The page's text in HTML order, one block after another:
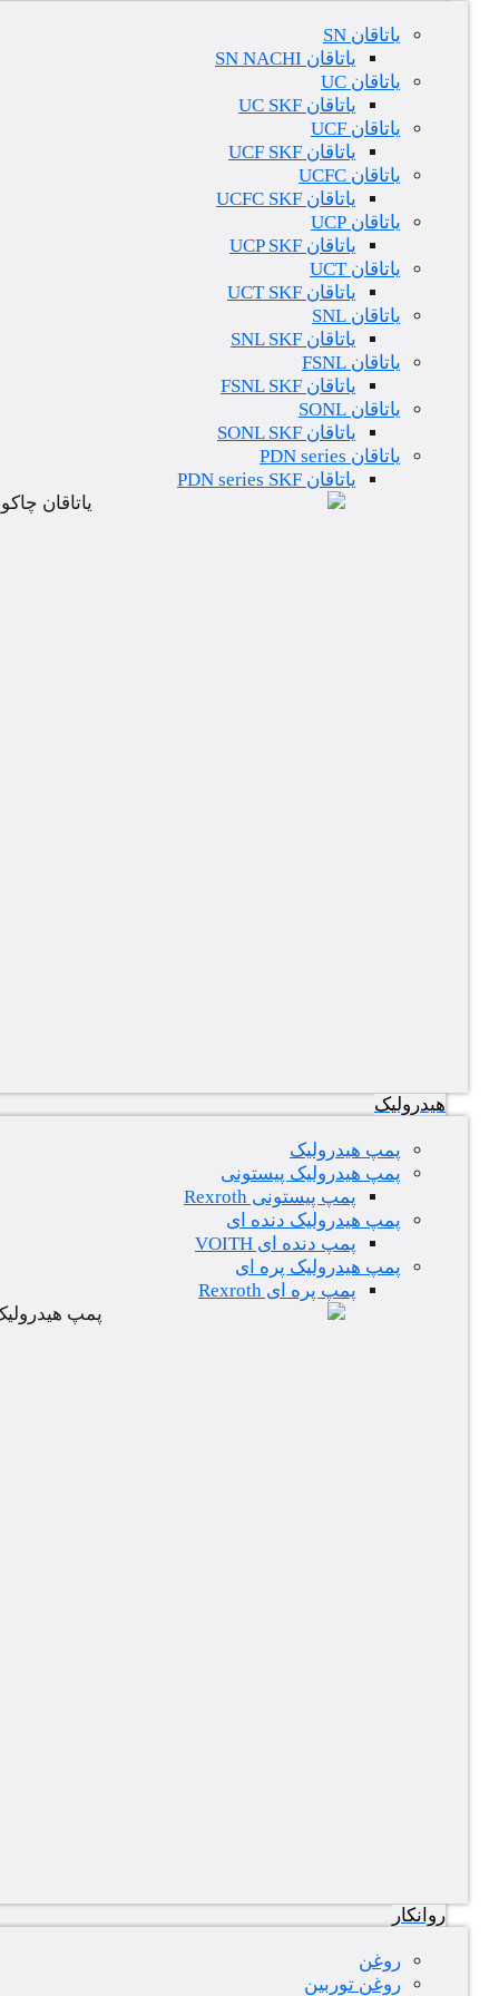
یاتاقان SN
یاتاقان SN NACHI
یاتاقان UC
یاتاقان UC SKF
یاتاقان UCF
یاتاقان UCF SKF
یاتاقان UCFC
یاتاقان UCFC SKF
یاتاقان UCP
یاتاقان UCP SKF
یاتاقان UCT
یاتاقان UCT SKF
یاتاقان SNL
یاتاقان SNL SKF
یاتاقان FSNL
یاتاقان FSNL SKF
یاتاقان SONL
یاتاقان SONL SKF
یاتاقان PDN series
یاتاقان PDN series SKF
هیدرولیک
پمپ هیدرولیک
پمپ هیدرولیک پیستونی
پمپ پیستونی Rexroth
پمپ هیدرولیک دنده ای
پمپ دنده ای VOITH
پمپ هیدرولیک پره ای
پمپ پره ای Rexroth
روانکار
روغن
روغن توربین